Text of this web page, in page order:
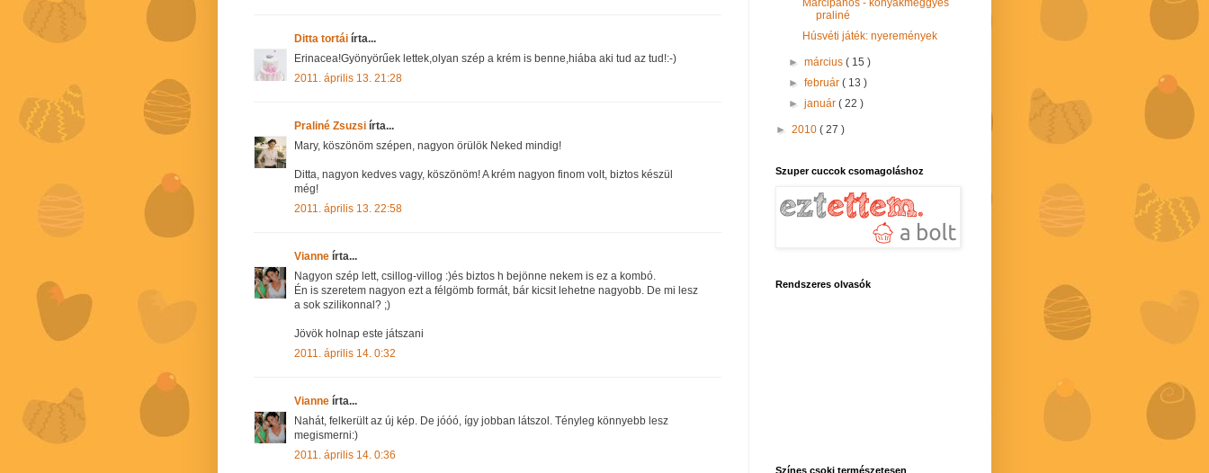
Ditta tortái írta...
Erinacea!Gyönyörűek lettek,olyan szép a krém is benne,hiába aki tud az tud!:-)
2011. április 13. 21:28
Praliné Zsuzsi írta...
Mary, köszönöm szépen, nagyon örülök Neked mindig!
Ditta, nagyon kedves vagy, köszönöm! A krém nagyon finom volt, biztos készül
még!
2011. április 13. 22:58
Vianne írta...
Nagyon szép lett, csillog-villog :)és biztos h bejönne nekem is ez a kombó.
Én is szeretem nagyon ezt a félgömb formát, bár kicsit lehetne nagyobb. De mi lesz
a sok szilikonnal? ;)
Jövök holnap este játszani
2011. április 14. 0:32
Vianne írta...
Nahát, felkerült az új kép. De jóóó, így jobban látszol. Tényleg könnyebb lesz
megismerni:)
2011. április 14. 0:36
praliné
Húsvéti játék: nyeremények
►március( 15 )
►február( 13 )
►január( 22 )
► 2010 ( 27 )
Szuper cuccok csomagoláshoz
Rendszeres olvasók
Színes csoki természetesen